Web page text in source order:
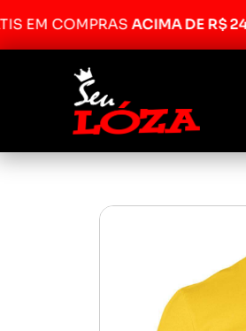
COMPRASACIMA DE R$ 249,90•